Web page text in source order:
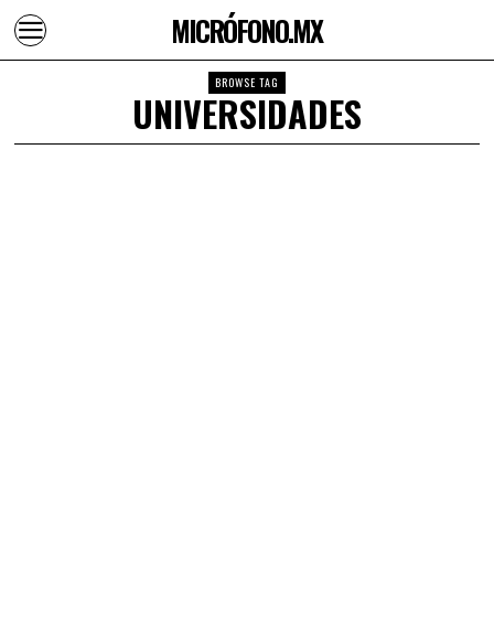
MICRÓFONO.MX
BROWSE TAG
UNIVERSIDADES